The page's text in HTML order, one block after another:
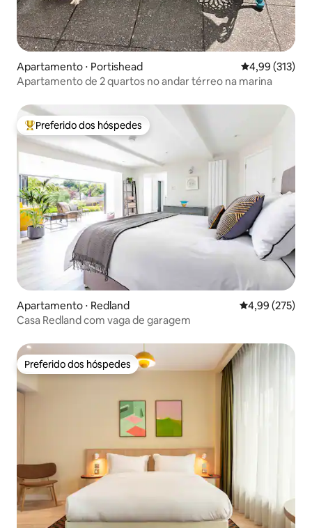
Apartamento ⋅ Portishead 4,99 de uma
4,99 (313)
Apartamento de 2 quartos no andar térreo na marina
Entre os melhores preferidos dos hóspedes
Preferido dos hóspedes
Apartamento ⋅ Redland 4,99 de uma
4,99 (275)
Casa Redland com vaga de garagem
Preferido dos hóspedes
Preferido dos hóspedes